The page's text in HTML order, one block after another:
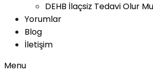
DEHB İlaçsiz Tedavi Olur
Yorumlar
Blog
İletişim
Menu